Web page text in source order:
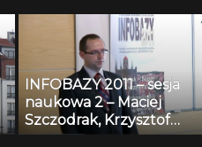
INFOBAZY 2011 – sesja
naukowa 2 – Maciej
Szczodrak, Krzysztof
Kopaczewski, Andrzej